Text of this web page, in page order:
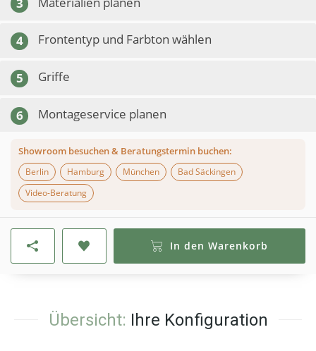
3
4 Frontentyp und Farbton wählen
5 Griffe
6 Montageservice planen
Showroom besuchen & Beratungstermin buchen:
Berlin
Hamburg München
Bad Säckingen
Video-Beratung
In den Warenkorb
Übersicht: Ihre Konfiguration